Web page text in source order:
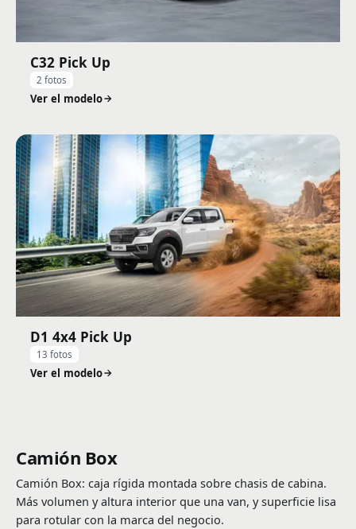
C32 Pick Up
2 fotos
Ver el modelo
D1 4x4 Pick Up
13 fotos
Ver el modelo
Camión Box
Camión Box: caja rígida montada sobre chasis de cabina.
Más volumen y altura interior que una van, y superficie lisa
para rotular con la marca del negocio.